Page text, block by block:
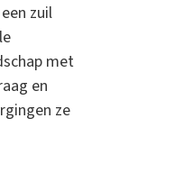
zuil
met
en
ze